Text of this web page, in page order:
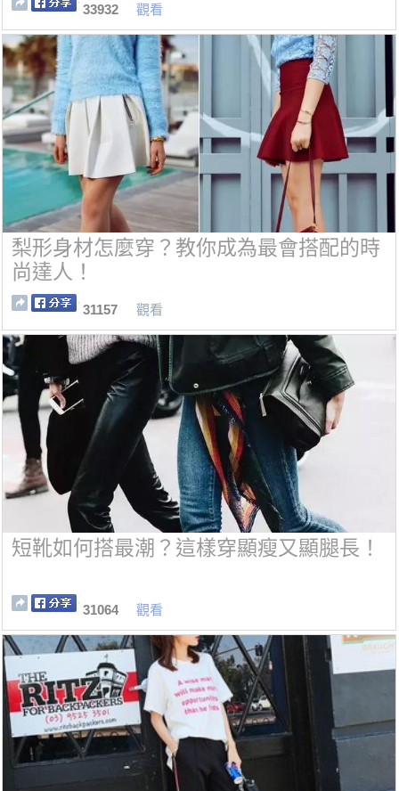
33932 觀看
梨形身材怎麼穿？教你成為最會搭配的時
尚達人！
31157 觀看
短靴如何搭最潮？這樣穿顯瘦又顯腿長！
31064 觀看